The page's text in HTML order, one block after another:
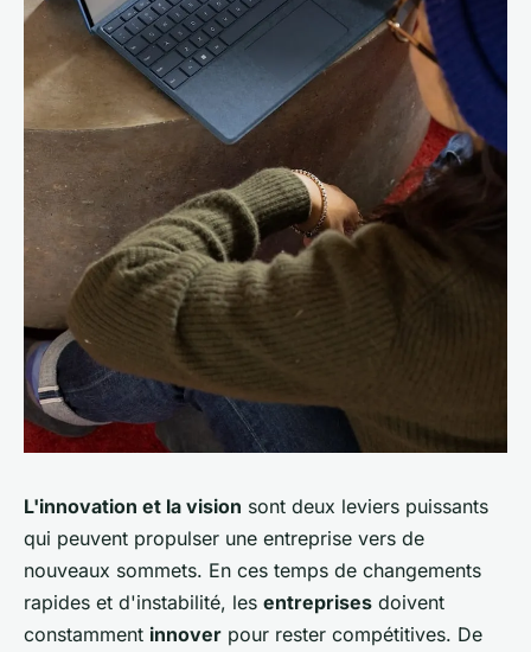
L'innovation et la vision sont deux leviers puissants
qui peuvent propulser une entreprise vers de
nouveaux sommets. En ces temps de changements
rapides et d'instabilité, les entreprises doivent
constamment innover pour rester compétitives. De